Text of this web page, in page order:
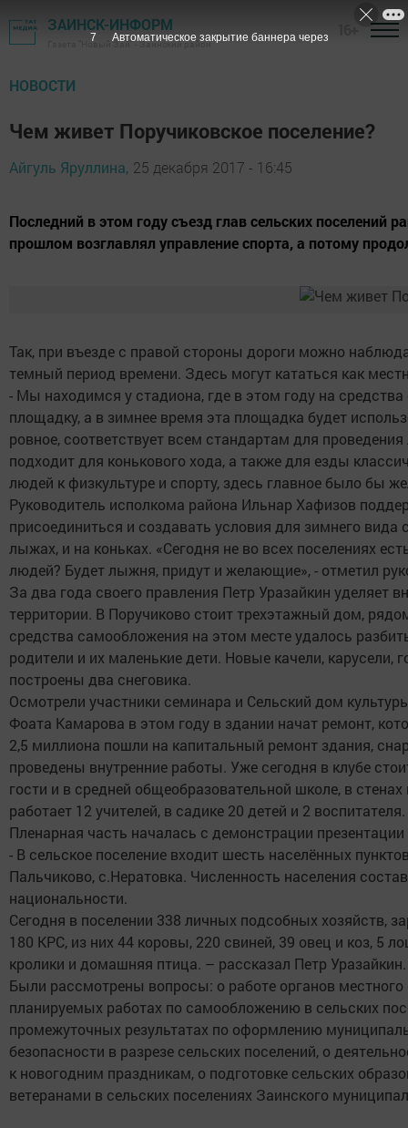
ЗАИНСК-ИНФОРМ
Газета "Новый Зай" - Заинский район
НОВОСТИ
Чем живет Поручиковское поселение?
Айгуль Яруллина, 25 декабря 2017 - 16:45
Последний в этом году съезд глав сельских поселений
прошлом возглавлял управление спорта, а потому
Так, при въезде с правой стороны дороги можно
темный период времени. Здесь могут кататься как
- Мы находимся у стадиона, где в этом году на
площадку, а в зимнее время эта площадка будет
ровное, соответствует всем стандартам для
подходит для конькового хода, а также для езды
людей к физкультуре и спорту, здесь главное было бы
Руководитель исполкома района Ильнар Хафизов
присоединиться и создавать условия для зимнего вида
лыжах, и на коньках. «Сегодня не во всех поселениях
людей? Будет лыжня, придут и желающие», - отметил
За два года своего правления Петр Уразайкин уделяет
территории. В Поручиково стоит трехэтажный дом,
средства самообложения на этом месте удалось
родители и их маленькие дети. Новые качели,
построены два снеговика.
Осмотрели участники семинара и Сельский дом
Фоата Камарова в этом году в здании начат ремонт,
2,5 миллиона пошли на капитальный ремонт здания,
проведены внутренние работы. Уже сегодня в клубе
гости и в средней общеобразовательной школе, в
работает 12 учителей, в садике 20 детей и 2 воспитателя.
Пленарная часть началась с демонстрации
- В сельское поселение входит шесть населённых
Пальчиково, с.Нератовка. Численность населения
национальности.
Сегодня в поселении 338 личных подсобных хозяйств,
180 КРС, из них 44 коровы, 220 свиней, 39 овец и коз, 5
кролики и домашняя птица. – рассказал Петр
Были рассмотрены вопросы: о работе органов
планируемых работах по самообложению в сельских
промежуточных результатах по оформлению
безопасности в разрезе сельских поселений, о
к новогодним праздникам, о подготовке сельских
ветеранами в сельских поселениях Заинского
6 Автоматическое закрытие баннера через